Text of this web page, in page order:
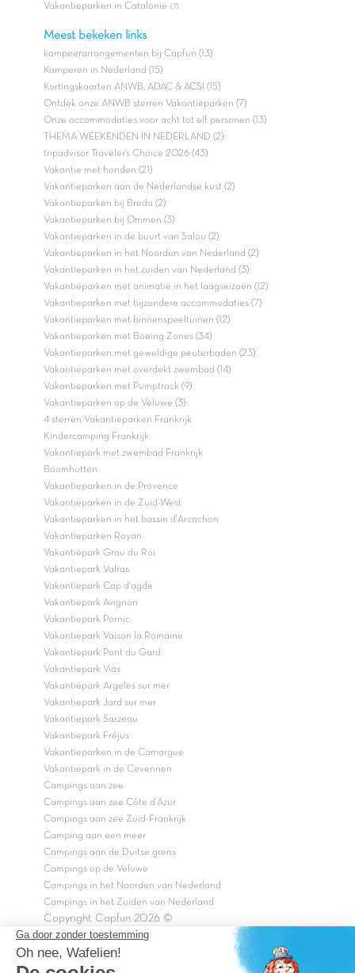
Vakantieparken in Catalonië (7)
Meest bekeken links
kampeerarrangementen bij Capfun (13)
Kamperen in Nederland (15)
Kortingskaarten ANWB, ADAC & ACSI (15)
Ontdek onze ANWB sterren Vakantieparken (7)
Onze accommodaties voor acht tot elf personen (13)
THEMA WEEKENDEN IN NEDERLAND (2)
tripadvisor Traveler’s Choice 2026 (43)
Vakantie met honden (21)
Vakantieparken aan de Nederlandse kust (2)
Vakantieparken bij Breda (2)
Vakantieparken bij Ommen (3)
Vakantieparken in de buurt van Salou (2)
Vakantieparken in het Noorden van Nederland (2)
Vakantieparken in het zuiden van Nederland (3)
Vakantieparken met animatie in het laagseizoen (12)
Vakantieparken met bijzondere accommodaties (7)
Vakantieparken met binnenspeeltuinen (12)
Vakantieparken met Boeing Zones (34)
Vakantieparken met geweldige peuterbaden (23)
Vakantieparken met overdekt zwembad (14)
Vakantieparken met Pumptrack (9)
Vakantieparken op de Veluwe (3)
4 sterren Vakantieparken Frankrijk
Kindercamping Frankrijk
Vakantiepark met zwembad Frankrijk
Boomhutten
Vakantieparken in de Provence
Vakantieparken in de Zuid-West
Vakantieparken in het bassin d'Arcachon
Vakantieparken Royan
Vakantiepark Grau du Roi
Vakantiepark Valras
Vakantiepark Cap d'agde
Vakantiepark Avignon
Vakantiepark Pornic
Vakantiepark Vaison la Romaine
Vakantiepark Pont du Gard
Vakantiepark Vias
Vakantiepark Argeles sur mer
Vakantiepark Jard sur mer
Vakantiepark Sarzeau
Vakantiepark Fréjus
Vakantieparken in de Camargue
Vakantiepark in de Cevennen
Campings aan zee
Campings aan zee Côte d'Azur
Campings aan zee Zuid-Frankrijk
Camping aan een meer
Campings aan de Duitse grens
Campings op de Veluwe
Campings in het Noorden van Nederland
Campings in het Zuiden van Nederland
Copyright Capfun 2026 ©
Bij Capfun solliciteren
Veelgestelde vragen